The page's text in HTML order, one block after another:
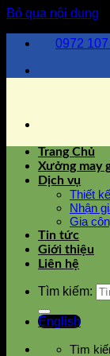
Bỏ qua nội dung
0972
Trang Chủ
Xưởng may
Dịch vụ
Thiết
Nhận
Gia
Tin tức
Giới thiệu
Liên hệ
Tìm kiếm:
English
Tìm